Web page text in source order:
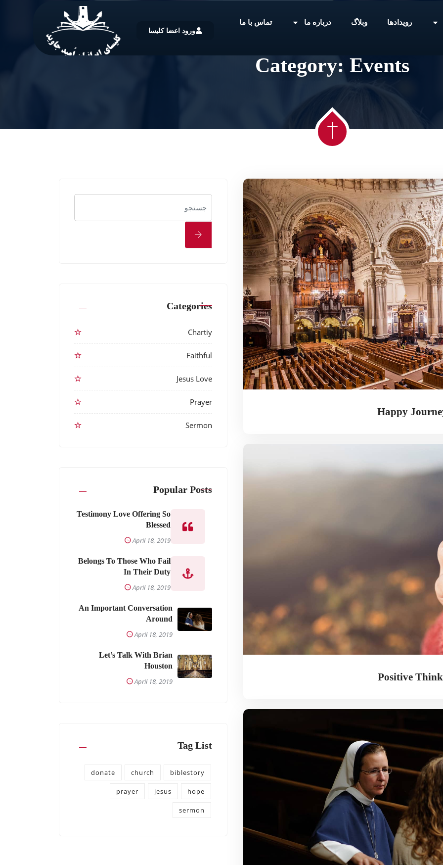
رویدادها وبلاگ درباره ما تماس با ما
ورود اعضا کلیسا
Category: Events
Happy
Positive
Categories
Chartiy
Faithful
Jesus Love
Prayer
Sermon
Popular Posts
Testimony Love Offering So
Blessed
April 18, 2019
Belongs To Those Who Fail
In Their Duty
April 18, 2019
An Important Conversation
Around
April 18, 2019
Let’s Talk With Brian
Houston
April 18, 2019
Tag List
biblestory
church
donate
hope
jesus
prayer
sermon